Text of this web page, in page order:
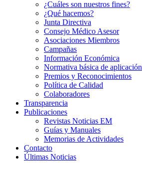
¿Cuáles son nuestros fines?
¿Qué hacemos?
Junta Directiva
Consejo Médico Asesor
Asociaciones Miembros
Campañas
Información Económica
Normativa básica de aplicación
Premios y Reconocimientos
Política de Calidad
Colaboradores
Transparencia
Publicaciones
Revistas Noticias EM
Guías y Manuales
Memorias de Actividades
Contacto
Últimas Noticias